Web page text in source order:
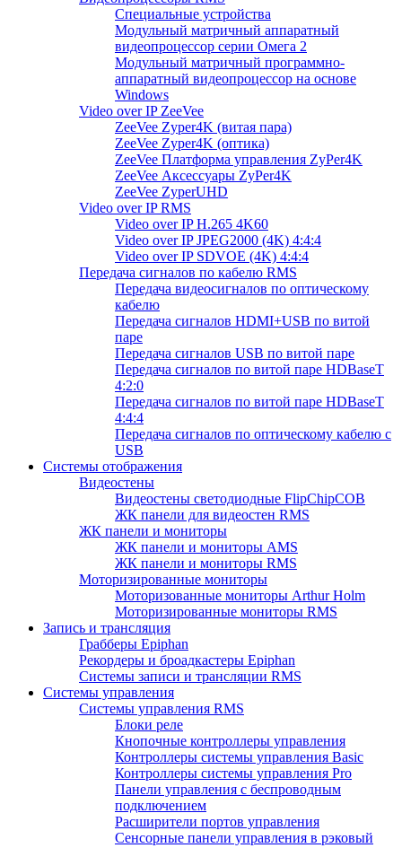
Специальные устройства
Модульный матричный аппаратный
видеопроцессор серии Омега 2
Модульный матричный программно-
аппаратный видеопроцессор на основе
Windows
Video over IP ZeeVee
ZeeVee Zyper4K (витая пара)
ZeeVee Zyper4K (оптика)
ZeeVee Платформа управления ZyPer4K
ZeeVee Аксессуары ZyPer4K
ZeeVee ZyperUHD
Video over IP RMS
Video over IP H.265 4K60
Video over IP JPEG2000 (4K) 4:4:4
Video over IP SDVOE (4K) 4:4:4
Передача сигналов по кабелю RMS
Передача видеосигналов по оптическому
кабелю
Передача сигналов HDMI+USB по витой
паре
Передача сигналов USB по витой паре
Передача сигналов по витой паре HDBaseT
4:2:0
Передача сигналов по витой паре HDBaseT
4:4:4
Передача сигналов по оптическому кабелю с
USB
Системы отображения
Видеостены
Видеостены светодиодные FlipChipCOB
ЖК панели для видеостен RMS
ЖК панели и мониторы
ЖК панели и мониторы AMS
ЖК панели и мониторы RMS
Моторизированные мониторы
Моторизованные мониторы Arthur Holm
Моторизированные мониторы RMS
Запись и трансляция
Грабберы Epiphan
Рекордеры и броадкастеры Epiphan
Системы записи и трансляции RMS
Системы управления
Системы управления RMS
Блоки реле
Кнопочные контроллеры управления
Контроллеры системы управления Basic
Контроллеры системы управления Pro
Панели управления с беспроводным
подключением
Расширители портов управления
Сенсорные панели управления в рэковый